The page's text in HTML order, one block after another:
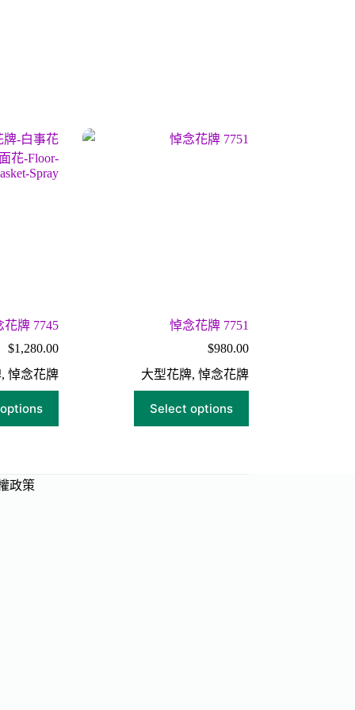
花牌 7745
$1,280.00
, 悼念花牌
悼念花牌 7751
$980.00
大型花牌, 悼念花牌
Select options
政策